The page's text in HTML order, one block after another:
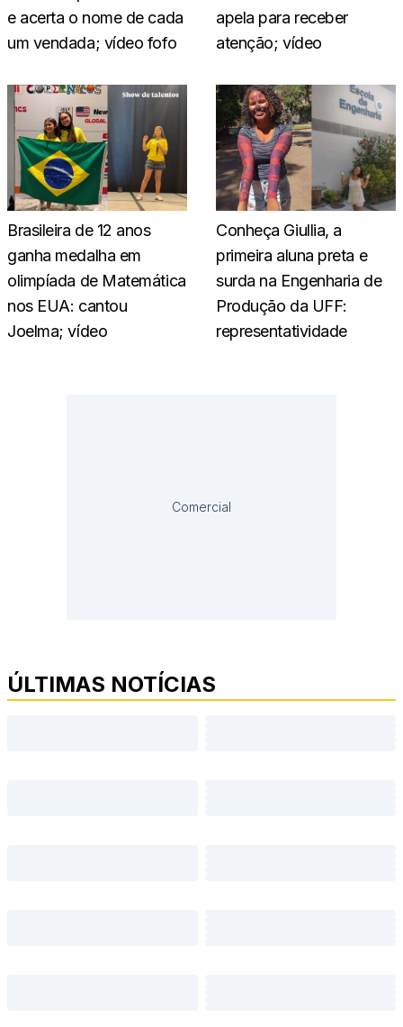
e acerta o nome de cada
um vendada; vídeo fofo
apela para receber
atenção; vídeo
Brasileira de 12 anos
ganha medalha em
olimpíada de Matemática
nos EUA: cantou
Joelma; vídeo
Conheça Giullia, a
primeira aluna preta e
surda na Engenharia de
Produção da UFF:
representatividade
Comercial
ÚLTIMAS NOTÍCIAS